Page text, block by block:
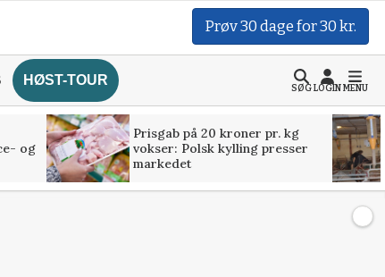
Prøv 30 dage for 30 kr.
HØST-TOUR
SØGLOGINMENU
og
Prisgab på 20 kroner pr. kg
vokser: Polsk kylling presser
markedet